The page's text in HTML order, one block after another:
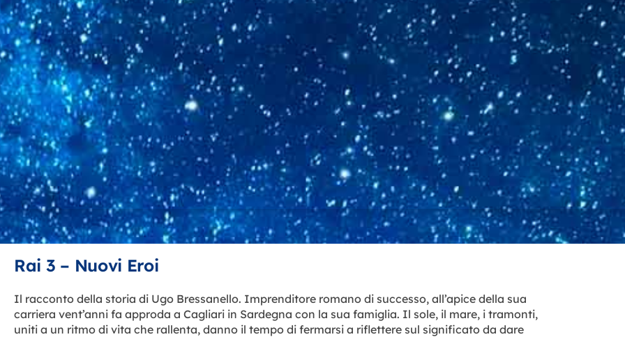
Rai 3 – Nuovi Eroi
Il racconto della storia di Ugo Bressanello. Imprenditore romano di successo, all’apice della sua
carriera vent’anni fa approda a Cagliari in Sardegna con la sua famiglia. Il sole, il mare, i tramonti,
uniti a un ritmo di vita che rallenta, danno il tempo di fermarsi a riflettere sul significato da dare